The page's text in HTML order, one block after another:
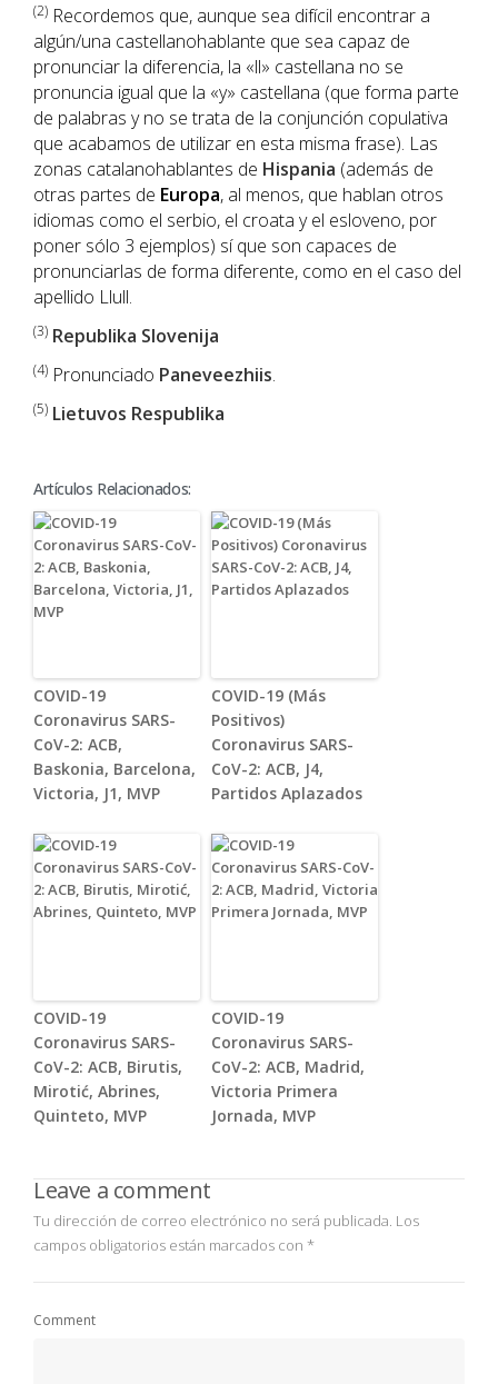
(2) Recordemos que, aunque sea difícil encontrar a
algún/una castellanohablante que sea capaz de
pronunciar la diferencia, la «ll» castellana no se
pronuncia igual que la «y» castellana (que forma parte
de palabras y no se trata de la conjunción copulativa
que acabamos de utilizar en esta misma frase). Las
zonas catalanohablantes de Hispania (además de
otras partes de Europa, al menos, que hablan otros
idiomas como el serbio, el croata y el esloveno, por
poner sólo 3 ejemplos) sí que son capaces de
pronunciarlas de forma diferente, como en el caso del
apellido Llull.
(3) Republika Slovenija
(4) Pronunciado Paneveezhiis.
(5) Lietuvos Respublika
Artículos Relacionados:
COVID-19
Coronavirus SARS-
CoV-2: ACB,
Baskonia, Barcelona,
Victoria, J1, MVP
COVID-19 (Más
Positivos)
Coronavirus SARS-
CoV-2: ACB, J4,
Partidos Aplazados
COVID-19
Coronavirus SARS-
CoV-2: ACB, Birutis,
Mirotić, Abrines,
Quinteto, MVP
COVID-19
Coronavirus SARS-
CoV-2: ACB, Madrid,
Victoria Primera
Jornada, MVP
Leave a comment
Tu dirección de correo electrónico no será publicada. Los
campos obligatorios están marcados con *
Comment